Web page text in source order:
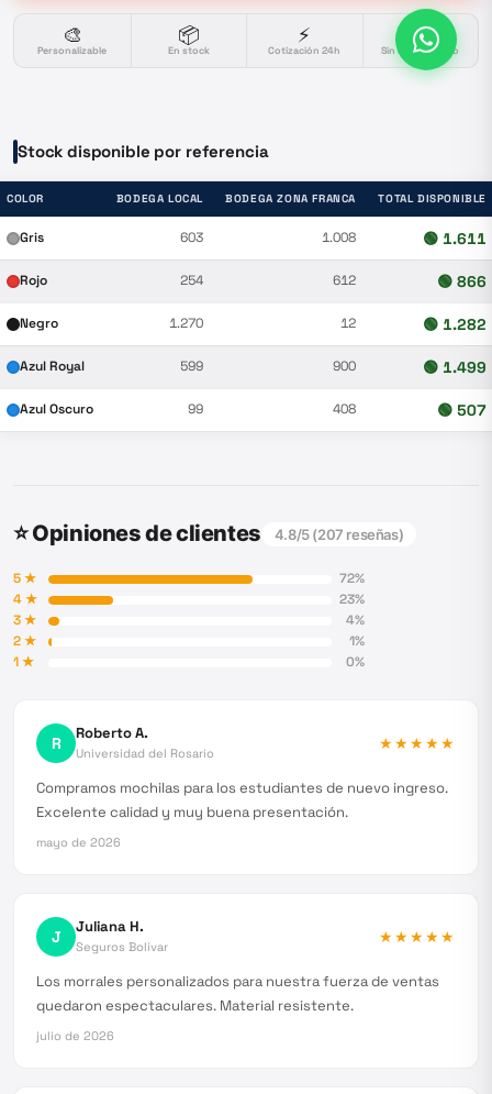
🎨
Personalizable
📦
En stock
⚡
Cotización 24h
🔒
Sin compromiso
Stock disponible por referencia
COLOR BODEGA LOCAL BODEGA ZONA FRANCA TOTAL DISPONIBLE
Gris 603 1.008 🟢 1.611
Rojo 254 612 🟢 866
Negro 1.270 12 🟢 1.282
Azul Royal 599 900 🟢 1.499
Azul Oscuro 99 408 🟢 507
⭐ Opiniones de clientes 4.8/5 (207 reseñas)
5★ 72%
4★ 23%
3★ 4%
2★ 1%
1★ 0%
R Roberto A.
Universidad del Rosario
★★★★★
Compramos mochilas para los estudiantes de nuevo ingreso.
Excelente calidad y muy buena presentación.
mayo de 2026
J Juliana H.
Seguros Bolívar
★★★★★
Los morrales personalizados para nuestra fuerza de ventas
quedaron espectaculares. Material resistente.
julio de 2026